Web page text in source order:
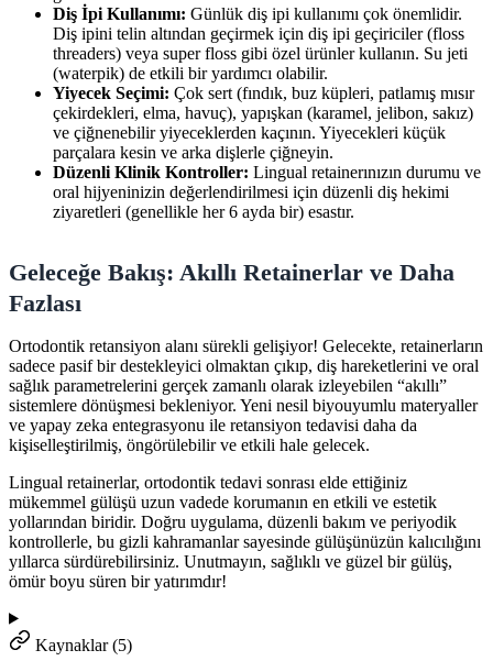
Diş İpi Kullanımı: Günlük diş ipi kullanımı çok önemlidir.
Diş ipini telin altından geçirmek için diş ipi geçiriciler (floss
threaders) veya super floss gibi özel ürünler kullanın. Su jeti
(waterpik) de etkili bir yardımcı olabilir.
Yiyecek Seçimi: Çok sert (fındık, buz küpleri, patlamış mısır
çekirdekleri, elma, havuç), yapışkan (karamel, jelibon, sakız)
ve çiğnenebilir yiyeceklerden kaçının. Yiyecekleri küçük
parçalara kesin ve arka dişlerle çiğneyin.
Düzenli Klinik Kontroller: Lingual retainerınızın durumu ve
oral hijyeninizin değerlendirilmesi için düzenli diş hekimi
ziyaretleri (genellikle her 6 ayda bir) esastır.
Geleceğe Bakış: Akıllı Retainerlar ve Daha
Fazlası
Ortodontik retansiyon alanı sürekli gelişiyor! Gelecekte, retainerların
sadece pasif bir destekleyici olmaktan çıkıp, diş hareketlerini ve oral
sağlık parametrelerini gerçek zamanlı olarak izleyebilen “akıllı”
sistemlere dönüşmesi bekleniyor. Yeni nesil biyouyumlu materyaller
ve yapay zeka entegrasyonu ile retansiyon tedavisi daha da
kişiselleştirilmiş, öngörülebilir ve etkili hale gelecek.
Lingual retainerlar, ortodontik tedavi sonrası elde ettiğiniz
mükemmel gülüşü uzun vadede korumanın en etkili ve estetik
yollarından biridir. Doğru uygulama, düzenli bakım ve periyodik
kontrollerle, bu gizli kahramanlar sayesinde gülüşünüzün kalıcılığını
yıllarca sürdürebilirsiniz. Unutmayın, sağlıklı ve güzel bir gülüş,
ömür boyu süren bir yatırımdır!
Kaynaklar (5)